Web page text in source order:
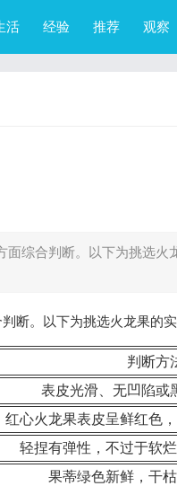
活 经验 推荐 观察
综合判断。以下为挑选
断。以下为挑选火龙果的实
判断方
表皮光滑、无凹陷或
红心火龙果表皮呈鲜红色
轻捏有弹性，不过于软
果蒂绿色新鲜，干